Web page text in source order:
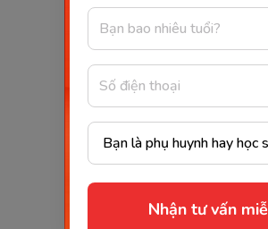
Nhận tư vấn
bảo thì tăng
có thể gặp vấn đề